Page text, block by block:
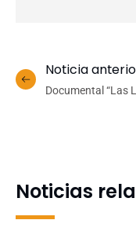
Noticia
Documental “Las
Noticias